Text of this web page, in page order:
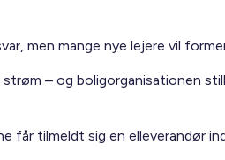
men mange nye lejere vil
strøm – og
får tilmeldt sig en elleverandør